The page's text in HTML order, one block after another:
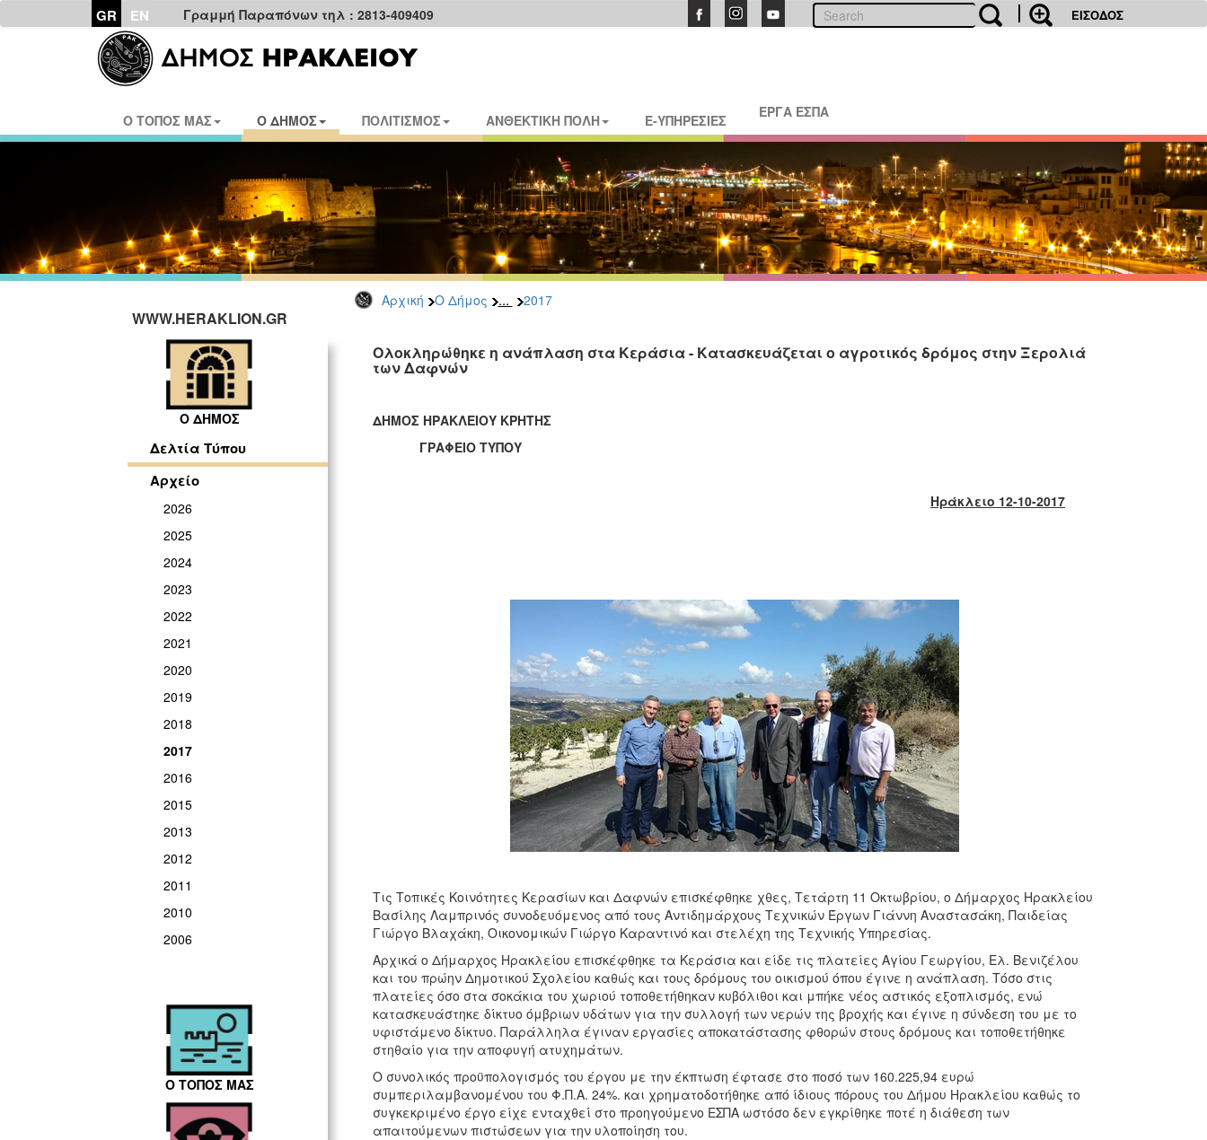
GR EN Γραμμή Παραπόνων τηλ : 2813-409409 ΕΙΣΟΔΟΣ
Ο ΤΟΠΟΣ ΜΑΣ Ο ΔΗΜΟΣ ΠΟΛΙΤΙΣΜΟΣ ΑΝΘΕΚΤΙΚΗ ΠΟΛΗ E-ΥΠΗΡΕΣΙΕΣ ΕΡΓΑ ΕΣΠΑ
Αρχική Ο Δήμος ... 2017
WWW.HERAKLION.GR
Ο ΔΗΜΟΣ
Δελτία Τύπου
Αρχείο
2026
2025
2024
2023
2022
2021
2020
2019
2018
2017
2016
2015
2013
2012
2011
2010
2006
Ο ΤΟΠΟΣ ΜΑΣ
Ολοκληρώθηκε η ανάπλαση στα Κεράσια - Κατασκευάζεται ο αγροτικός δρόμος στην Ξερολιά
των Δαφνών
ΔΗΜΟΣ ΗΡΑΚΛΕΙΟΥ ΚΡΗΤΗΣ
ΓΡΑΦΕΙΟ ΤΥΠΟΥ
Ηράκλειο 12-10-2017
Τις Τοπικές Κοινότητες Κερασίων και Δαφνών επισκέφθηκε χθες, Τετάρτη 11 Οκτωβρίου, ο Δήμαρχος Ηρακλείου
Βασίλης Λαμπρινός συνοδευόμενος από τους Αντιδημάρχους Τεχνικών Έργων Γιάννη Αναστασάκη, Παιδείας
Γιώργο Βλαχάκη, Οικονομικών Γιώργο Καραντινό και στελέχη της Τεχνικής Υπηρεσίας.
Αρχικά ο Δήμαρχος Ηρακλείου επισκέφθηκε τα Κεράσια και είδε τις πλατείες Αγίου Γεωργίου, Ελ. Βενιζέλου
και του πρώην Δημοτικού Σχολείου καθώς και τους δρόμους του οικισμού όπου έγινε η ανάπλαση. Τόσο στις
πλατείες όσο στα σοκάκια του χωριού τοποθετήθηκαν κυβόλιθοι και μπήκε νέος αστικός εξοπλισμός, ενώ
κατασκευάστηκε δίκτυο όμβριων υδάτων για την συλλογή των νερών της βροχής και έγινε η σύνδεση του με το
υφιστάμενο δίκτυο. Παράλληλα έγιναν εργασίες αποκατάστασης φθορών στους δρόμους και τοποθετήθηκε
στηθαίο για την αποφυγή ατυχημάτων.
Ο συνολικός προϋπολογισμός του έργου με την έκπτωση έφτασε στο ποσό των 160.225,94 ευρώ
συμπεριλαμβανομένου του Φ.Π.Α. 24%. και χρηματοδοτήθηκε από ίδιους πόρους του Δήμου Ηρακλείου καθώς το
συγκεκριμένο έργο είχε ενταχθεί στο προηγούμενο ΕΣΠΑ ωστόσο δεν εγκρίθηκε ποτέ η διάθεση των
απαιτούμενων πιστώσεων για την υλοποίηση του.